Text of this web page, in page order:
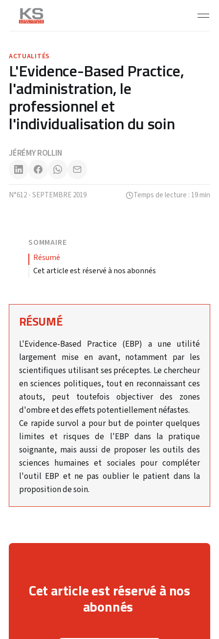
ACTUALITÉS
L'Evidence-Based Practice,
l'administration, le
professionnel et
l'individualisation du soin
JÉRÉMY ROLLIN
N°612 - SEPTEMBRE 2019 Temps de lecture : 19 min
SOMMAIRE
résumé
Cet article est réservé à nos abonnés
RÉSUMÉ
L'Evidence-Based Practice (EBP) a une utilité
largement mise en avant, notamment par les
scientifiques utilisant ses préceptes. Le chercheur
en sciences politiques, tout en reconnaissant ces
atouts, peut toutefois objectiver des zones
d'ombre et des effets potentiellement néfastes.
Ce rapide survol a pour but de pointer quelques
limites et risques de l'EBP dans la pratique
soignante, mais aussi de proposer les outils des
sciences humaines et sociales pour compléter
l'outil EBP et ne pas oublier le patient dans la
proposition de soin.
Cet article est réservé à nos
abonnés